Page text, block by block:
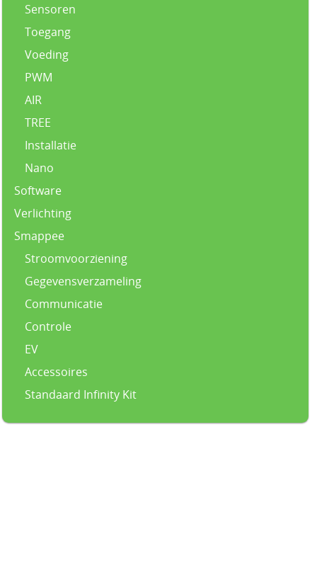
Sensoren
Toegang
Voeding
PWM
AIR
TREE
Installatie
Nano
Software
Verlichting
Smappee
Stroomvoorziening
Gegevensverzameling
Communicatie
Controle
EV
Accessoires
Standaard Infinity Kit